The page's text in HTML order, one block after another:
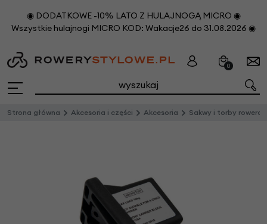
◉ DODATKOWE -10% LATO Z HULAJNOGĄ MICRO ◉
Wszystkie hulajnogi MICRO KOD: Wakacje26 do 31.08.2026 ◉
0
Strona główna Akcesoria i części Akcesoria Sakwy i torby